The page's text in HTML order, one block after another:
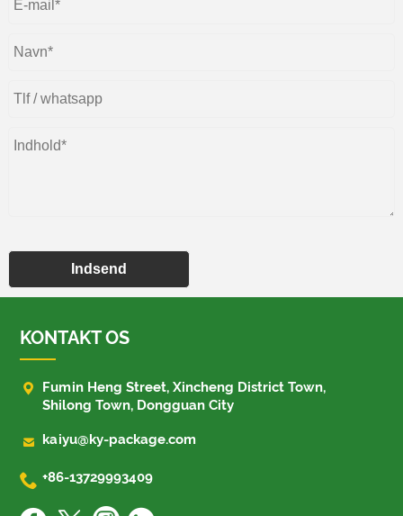
Indsend
KONTAKT OS

Fumin Heng Street, Xincheng District Town,
Shilong Town, Dongguan City
 kaiyu@ky-package.com
 +86-13729993409